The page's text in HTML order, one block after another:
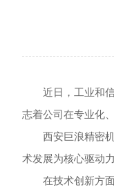
近日，工业和
志着公司在专业化
西安巨浪精密
术发展为核心驱动
在技术创新方